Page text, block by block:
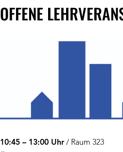
OFFENE
10:45 – 13:00 Uhr / Raum 323